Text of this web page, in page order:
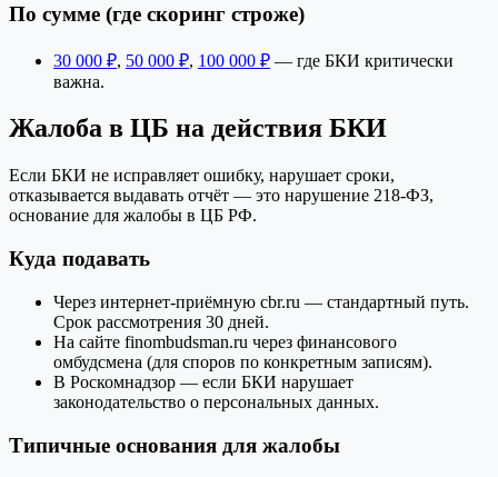
По сумме (где скоринг строже)
30 000 ₽, 50 000 ₽, 100 000 ₽ — где БКИ критически
важна.
Жалоба в ЦБ на действия БКИ
Если БКИ не исправляет ошибку, нарушает сроки,
отказывается выдавать отчёт — это нарушение 218-ФЗ,
основание для жалобы в ЦБ РФ.
Куда подавать
Через интернет-приёмную cbr.ru — стандартный путь.
Срок рассмотрения 30 дней.
На сайте finombudsman.ru через финансового
омбудсмена (для споров по конкретным записям).
В Роскомнадзор — если БКИ нарушает
законодательство о персональных данных.
Типичные основания для жалобы